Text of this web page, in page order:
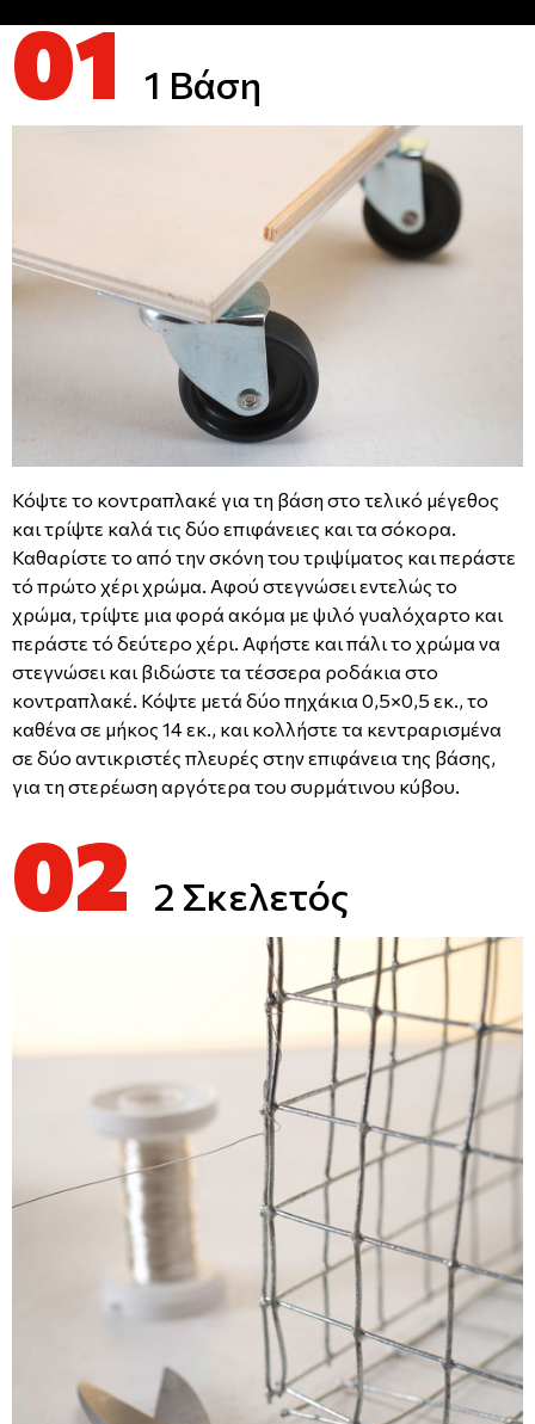
01 1 Βάση
Κόψτε το κοντραπλακέ για τη βάση στο τελικό μέγεθος
και τρίψτε καλά τις δύο επιφάνειες και τα σόκορα.
Καθαρίστε το από την σκόνη του τριψίματος και περάστε
τό πρώτο χέρι χρώμα. Αφού στεγνώσει εντελώς το
χρώμα, τρίψτε μια φορά ακόμα με ψιλό γυαλόχαρτο και
περάστε τό δεύτερο χέρι. Αφήστε και πάλι το χρώμα να
στεγνώσει και βιδώστε τα τέσσερα ροδάκια στο
κοντραπλακέ. Κόψτε μετά δύο πηχάκια 0,5×0,5 εκ., το
καθένα σε μήκος 14 εκ., και κολλήστε τα κεντραρισμένα
σε δύο αντικριστές πλευρές στην επιφάνεια της βάσης,
για τη στερέωση αργότερα του συρμάτινου κύβου.
02 2 Σκελετός